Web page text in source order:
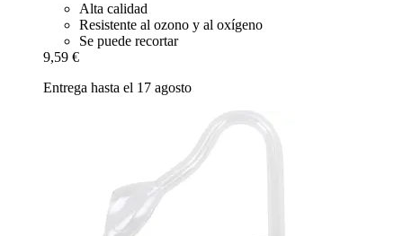
Alta calidad
Resistente al ozono y al oxígeno
Se puede recortar
9,59 €
Entrega hasta el 17 agosto